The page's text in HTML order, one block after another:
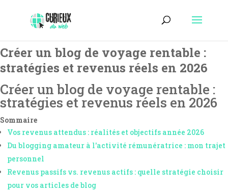
Créer un blog de voyage rentable :
stratégies et revenus réels en 2026
Créer un blog de voyage rentable :
stratégies et revenus réels en 2026
Sommaire
Vos revenus attendus : réalités et objectifs année 2026
Du blogging amateur à l'activité rémunératrice : mon trajet
personnel
Revenus passifs vs. revenus actifs : quelle stratégie choisir
pour vos articles de blog